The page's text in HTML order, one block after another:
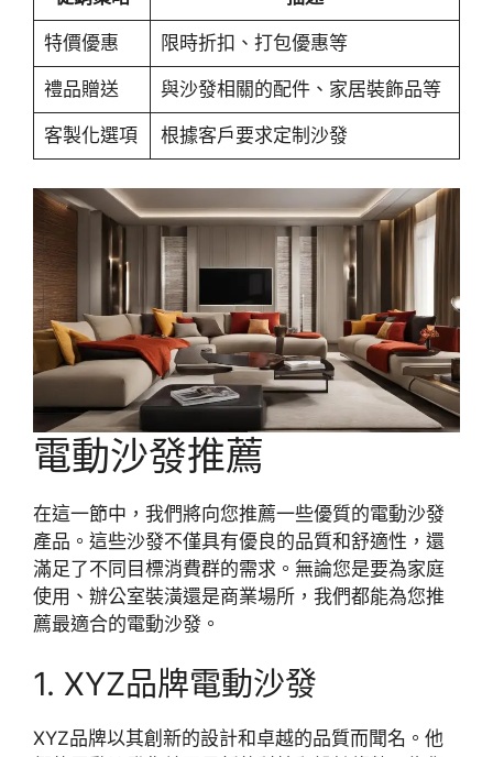
特價優惠 限時折扣、打包優惠等
禮品贈送 與沙發相關的配件、家居裝飾品等
客製化選項 根據客戶要求定制沙發
電動沙發推薦
在這一節中，我們將向您推薦一些優質的電動沙發
產品。這些沙發不僅具有優良的品質和舒適性，還
滿足了不同目標消費群的需求。無論您是要為家庭
使用、辦公室裝潢還是商業場所，我們都能為您推
薦最適合的電動沙發。
1. XYZ品牌電動沙發
XYZ品牌以其創新的設計和卓越的品質而聞名。他